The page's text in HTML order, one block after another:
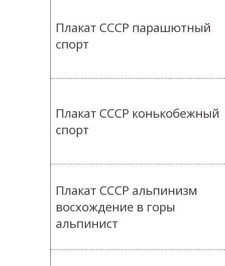
Плакат СССР парашютный
спорт
Плакат СССР конькобежный
спорт
Плакат СССР альпинизм
восхождение в горы
альпинист